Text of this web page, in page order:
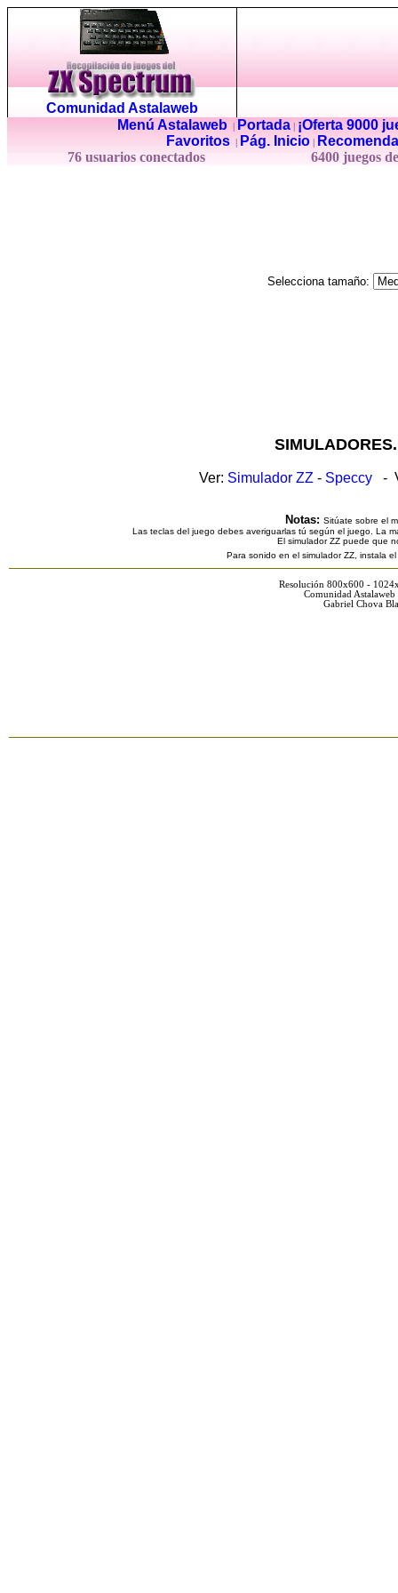
Comunidad Astalaweb
Menú Astalaweb| Portada|
¡Oferta 9000
Favoritos
Pág. Inicio
76 usuarios conectados
6400 juegos
Selecciona tamaño:
Ver: Simulador ZZ - Speccy -
Notas: Sitúate sobre el
Las teclas del juego debes averiguarlas tú según el juego. La
El simulador ZZ puede que
Para sonido en el simulador ZZ, instala
Resolución 800x600 -
Comunidad
Gabriel Chova